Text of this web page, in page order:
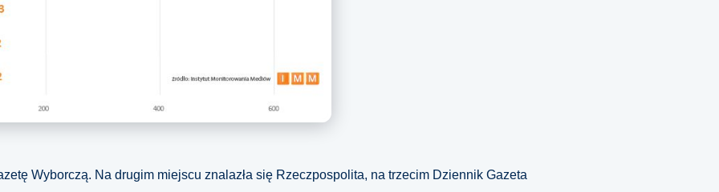
Wyborczą. Na drugim miejscu znalazła się Rzeczpospolita, na trzecim Dziennik Gazeta